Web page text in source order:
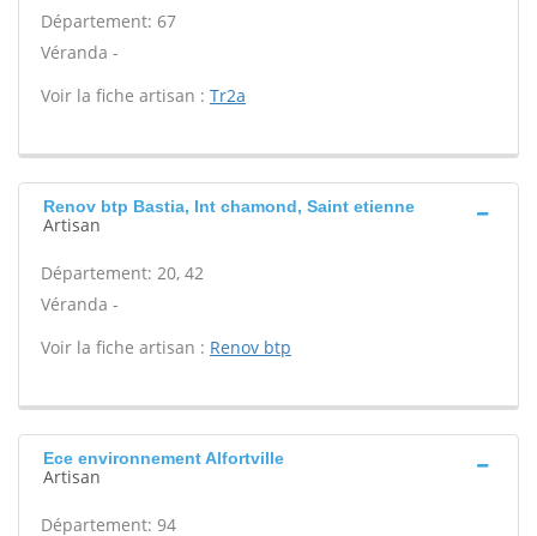
Département: 67
Véranda -
Voir la fiche artisan : Tr2a
Renov btp Bastia, Int chamond, Saint etienne
Artisan
Département: 20, 42
Véranda -
Voir la fiche artisan : Renov btp
Ece environnement Alfortville
Artisan
Département: 94